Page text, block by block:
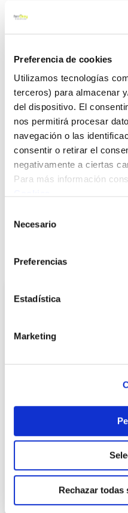
Preferencia de cookies
Utilizamos tecnologías
terceros) para almacenar
del dispositivo. El
nos permitirá procesar
navegación o las
consentir o retirar el
negativamente a ciertas
Para más información
Necesario
Preferencias
Estadística
Marketing
Rechazar todas
Click&Collect - Recogida gratis
en nuestras tiendas
También te puede interesar
Horno